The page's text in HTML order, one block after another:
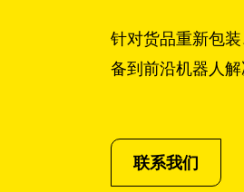
针对货品重新包
备到前沿机器人
联系我们